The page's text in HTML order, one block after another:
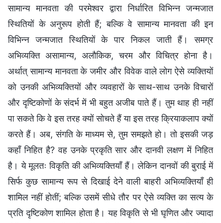
सामान्य मानवता की परमेश्वर द्वारा निर्धारित विभिन्न जन्मजात
स्थितियों के अनुरूप होती हैं; बल्कि वे सामान्य मानवता की इन
विभिन्न जन्मजात स्थितियों के पार निकल जाती हैं। समग्र
अभिव्यक्ति असामान्य, अलौकिक, चरम और विचित्र होना है।
अर्थात् सामान्य मानवता के जमीर और विवेक वाले लोग ऐसे व्यक्तियों
को उनकी अभिव्यक्तियों और व्यवहारों के साथ-साथ उनके विचारों
और दृष्टिकोणों के संदर्भ में भी बहुत अजीब पाते हैं। तुम थाह ही नहीं
पा सकते कि वे इस तरह क्यों सोचते हैं या इस तरह क्रियाकलाप क्यों
करते हैं। अब, संगति के माध्यम से, तुम समझते हो। तो इसकी जड़
कहाँ निहित है? वह उनके प्रकृति सार और दानवी लक्षण में निहित
है। ये मूलतः विकृति की अभिव्यक्तियाँ हैं। लेकिन दानवों की बुराई में
सिर्फ कुछ सामान्य रूप से दिखाई देने वाली बाहरी अभिव्यक्तियाँ ही
शामिल नहीं होतीं; बल्कि उसमें सीधे तौर पर ऐसे व्यक्ति का सत्य के
प्रति दृष्टिकोण शामिल होता है। यह विकृति से भी घृणित और ज्यादा